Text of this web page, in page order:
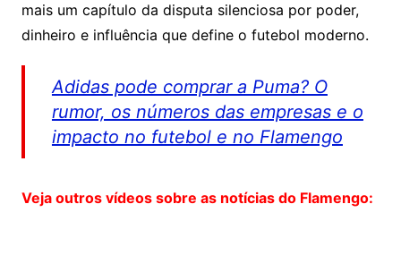
mais um capítulo da disputa silenciosa por poder,
dinheiro e influência que define o futebol moderno.
Adidas pode comprar a Puma? O
rumor, os números das empresas e o
impacto no futebol e no Flamengo
Veja outros vídeos sobre as notícias do Flamengo: